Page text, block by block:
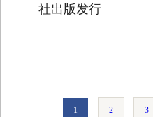
社出版发行
1 2 3